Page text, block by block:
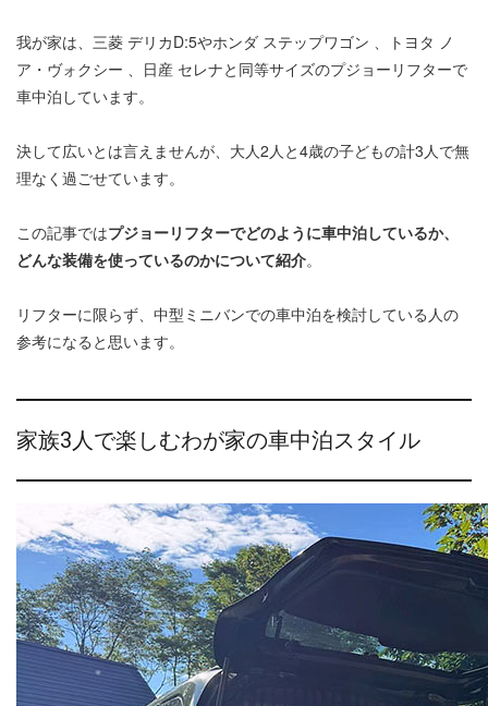
我が家は、三菱 デリカD:5やホンダ ステップワゴン 、トヨタ ノ
ア・ヴォクシー 、日産 セレナと同等サイズのプジョーリフターで
車中泊しています。
決して広いとは言えませんが、大人2人と4歳の子どもの計3人で無
理なく過ごせています。
この記事ではプジョーリフターでどのように車中泊しているか、
どんな装備を使っているのかについて紹介。
リフターに限らず、中型ミニバンでの車中泊を検討している人の
参考になると思います。
家族3人で楽しむわが家の車中泊スタイル